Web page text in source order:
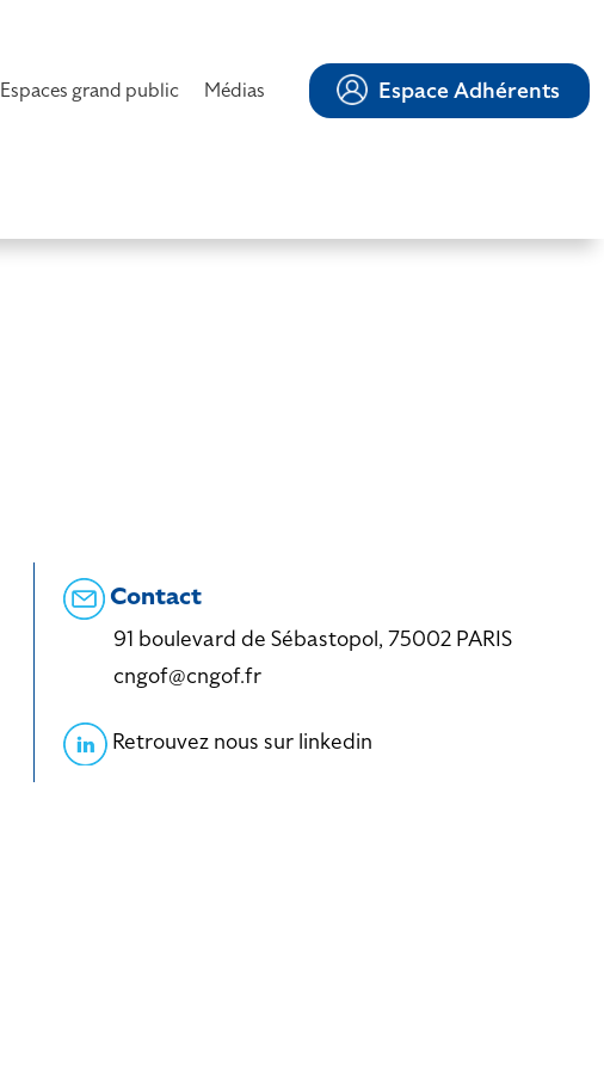
Espaces grand public Médias Espace Adhérents
Contact
91 boulevard de Sébastopol, 75002 PARIS
cngof@cngof.fr
Retrouvez nous sur linkedin